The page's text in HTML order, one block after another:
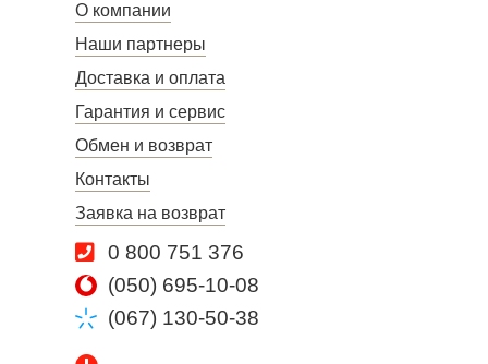
О компании
Наши партнеры
Доставка и оплата
Гарантия и сервис
Обмен и возврат
Контакты
Заявка на возврат
0 800 751 376
(050) 695-10-08
(067) 130-50-38